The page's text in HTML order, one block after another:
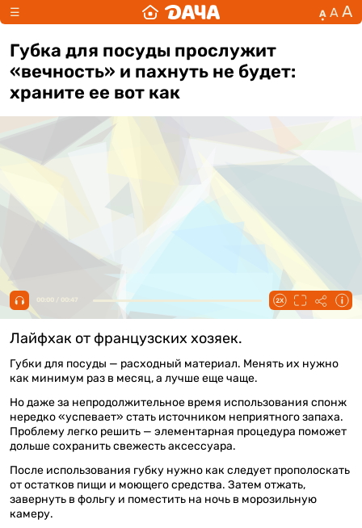
☰ А А А
Губка для посуды прослужит
«вечность» и пахнуть не будет:
храните ее вот как
00:00 / 00:47
Лайфхак от французских хозяек.
Губки для посуды — расходный материал. Менять их нужно
как минимум раз в месяц, а лучше еще чаще.
Но даже за непродолжительное время использования спонж
нередко «успевает» стать источником неприятного запаха.
Проблему легко решить — элементарная процедура поможет
дольше сохранить свежесть аксессуара.
После использования губку нужно как следует прополоскать
от остатков пищи и моющего средства. Затем отжать,
завернуть в фольгу и поместить на ночь в морозильную
камеру.